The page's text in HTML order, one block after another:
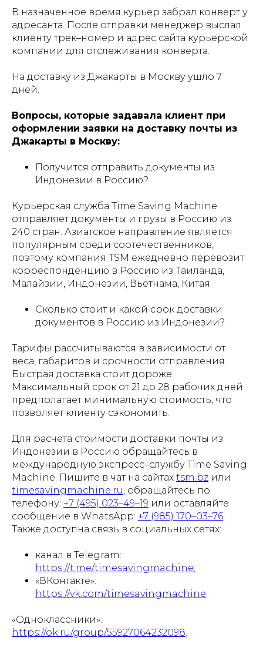
В назначенное время курьер забрал конверт у
адресанта. После отправки менеджер выслал
клиенту трек–номер и адрес сайта курьерской
компании для отслеживания конверта.
На доставку из Джакарты в Москву ушло 7
дней.
Вопросы, которые задавала клиент при
оформлении заявки на доставку почты из
Джакарты в Москву:
Получится отправить документы из
Индонезии в Россию?
Курьерская служба Time Saving Machine
отправляет документы и грузы в Россию из
240 стран. Азиатское направление является
популярным среди соотечественников,
поэтому компания TSM ежедневно перевозит
корреспонденцию в Россию из Таиланда,
Малайзии, Индонезии, Вьетнама, Китая.
Сколько стоит и какой срок доставки
документов в Россию из Индонезии?
Тарифы рассчитываются в зависимости от
веса, габаритов и срочности отправления.
Быстрая доставка стоит дороже.
Максимальный срок от 21 до 28 рабочих дней
предполагает минимальную стоимость, что
позволяет клиенту сэкономить.
Для расчета стоимости доставки почты из
Индонезии в Россию обращайтесь в
международную экспресс–службу Time Saving
Machine. Пишите в чат на сайтах tsm.bz или
timesavingmachine.ru , обращайтесь по
телефону: +7 (495) 023–49–19 или оставляйте
сообщение в WhatsApp: +7 (985) 170–03–76
Также доступна связь в социальных сетях:
канал в Telegram:
https://t.me/timesavingmachine;
«ВКонтакте»:
https://vk.com/timesavingmachine;
«Одноклассники»:
https://ok.ru/group/55927064232098